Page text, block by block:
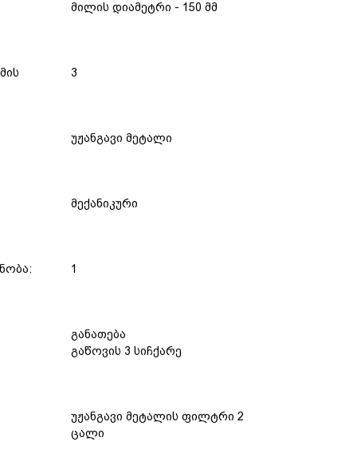
მილის დიამეტრი - 150 მმ
3
უჟანგავი მეტალი
მექანიკური
1
განათება
გაწოვის 3 სიჩქარე
უჟანგავი მეტალის ფილტრი 2
ცალი